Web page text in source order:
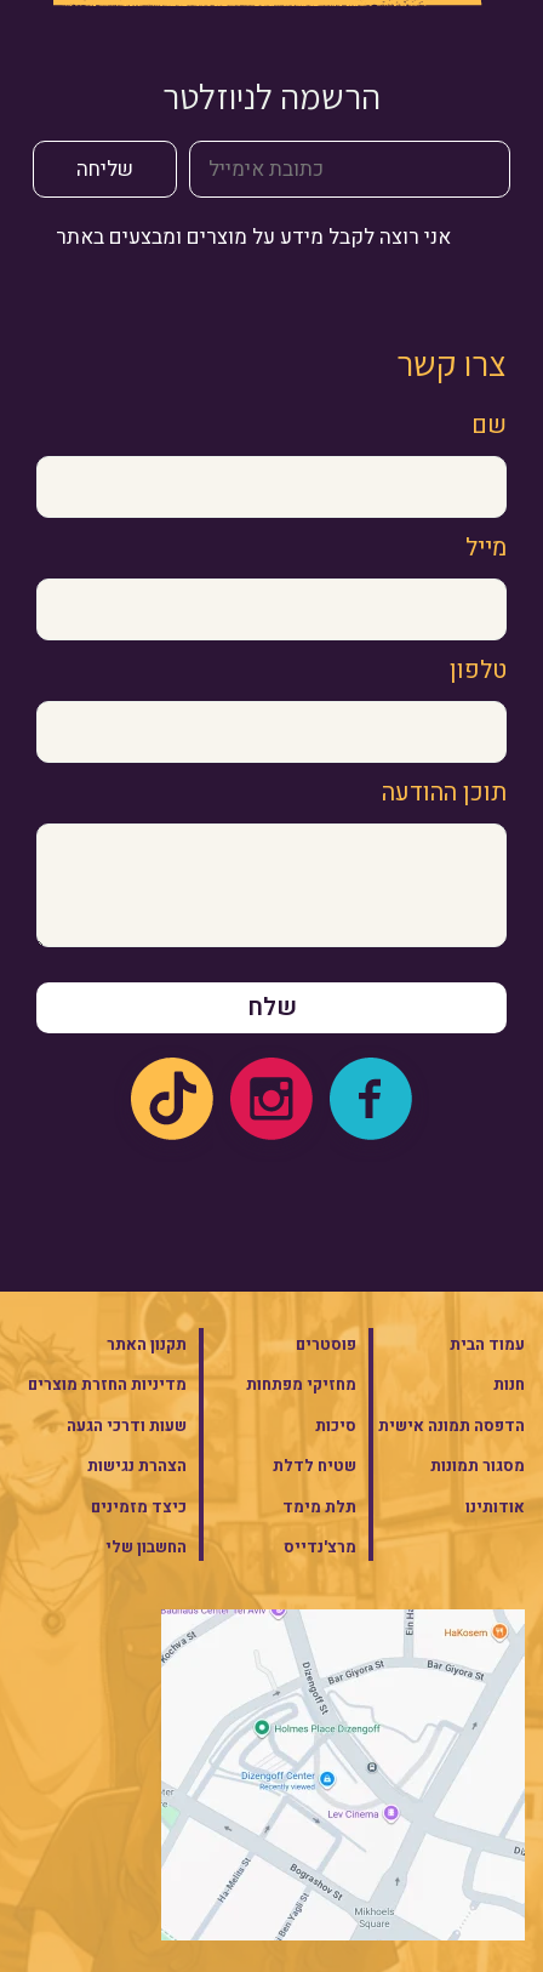
הרשמה לניוזלטר
אני רוצה לקבל מידע על מוצרים ומבצעים באתר
צרו קשר
שם
מייל
טלפון
תוכן ההודעה
עמוד הבית
חנות
הדפסה תמונה אישית
מסגור תמונות
אודותינו
פוסטרים
מחזיקי מפתחות
סיכות
שטיח לדלת
תלת מימד
מרצ'נדייס
תקנון האתר
מדיניות החזרת מוצרים
שעות ודרכי הגעה
הצהרת נגישות
כיצד מזמינים
החשבון שלי